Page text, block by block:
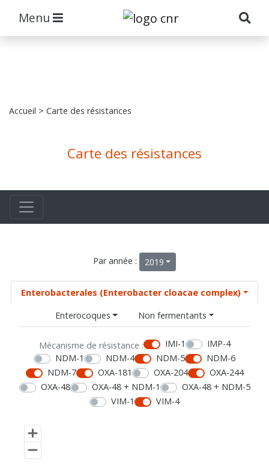
Menu
Accueil > Carte des résistances
Carte des résistances
Par année : 2019
Enterobacterales (Enterobacter cloacae complex)
Enterocoques
Non fermentants
Mécanisme de résistance : IMI-1
IMP-4
NDM-1
NDM-4 NDM-5
NDM-6
NDM-7
OXA-181 OXA-204
OXA-244
OXA-48
OXA-48 + NDM-1
OXA-48 + NDM-5
VIM-1
VIM-4